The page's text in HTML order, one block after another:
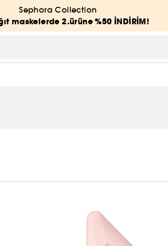
Sephora Collection
maskelerde 2.ürüne %50 İNDİRİM!